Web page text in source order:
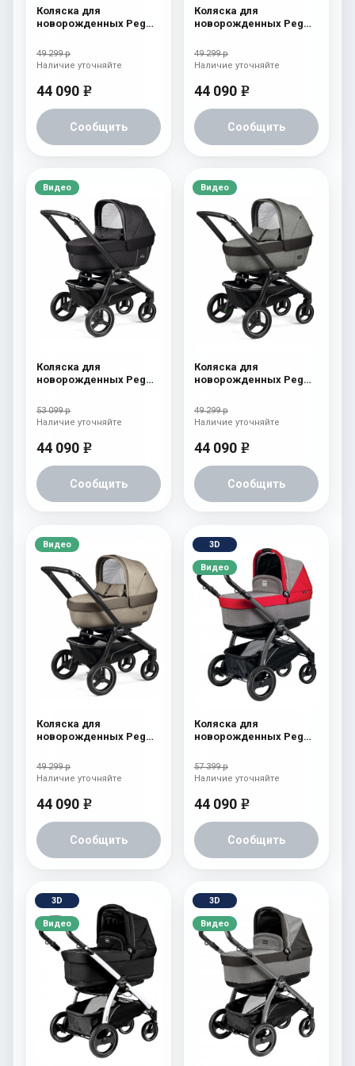
Коляска для
новорожденных Peg
Terracotta
49 299 р
44 090 e
Сообщить
Наличие уточняйте
Коляска для
новорожденных Peg
Horizon
49 299 р
44 090 e
Сообщить
Наличие уточняйте
Видео
Коляска для
новорожденных Peg
53 099 р
44 090 e
Сообщить
Наличие уточняйте
Видео
Коляска для
новорожденных Peg
Atmosphere
49 299 р
44 090 e
Сообщить
Наличие уточняйте
Видео
Коляска для
новорожденных Peg
Cream
49 299 р
44 090 e
Сообщить
Наличие уточняйте
3D
Видео
Коляска для
новорожденных Peg
(шасси White/Black)
Tulip
57 399 р
44 090 e
Сообщить
Наличие уточняйте
3D
Видео
3D
Видео